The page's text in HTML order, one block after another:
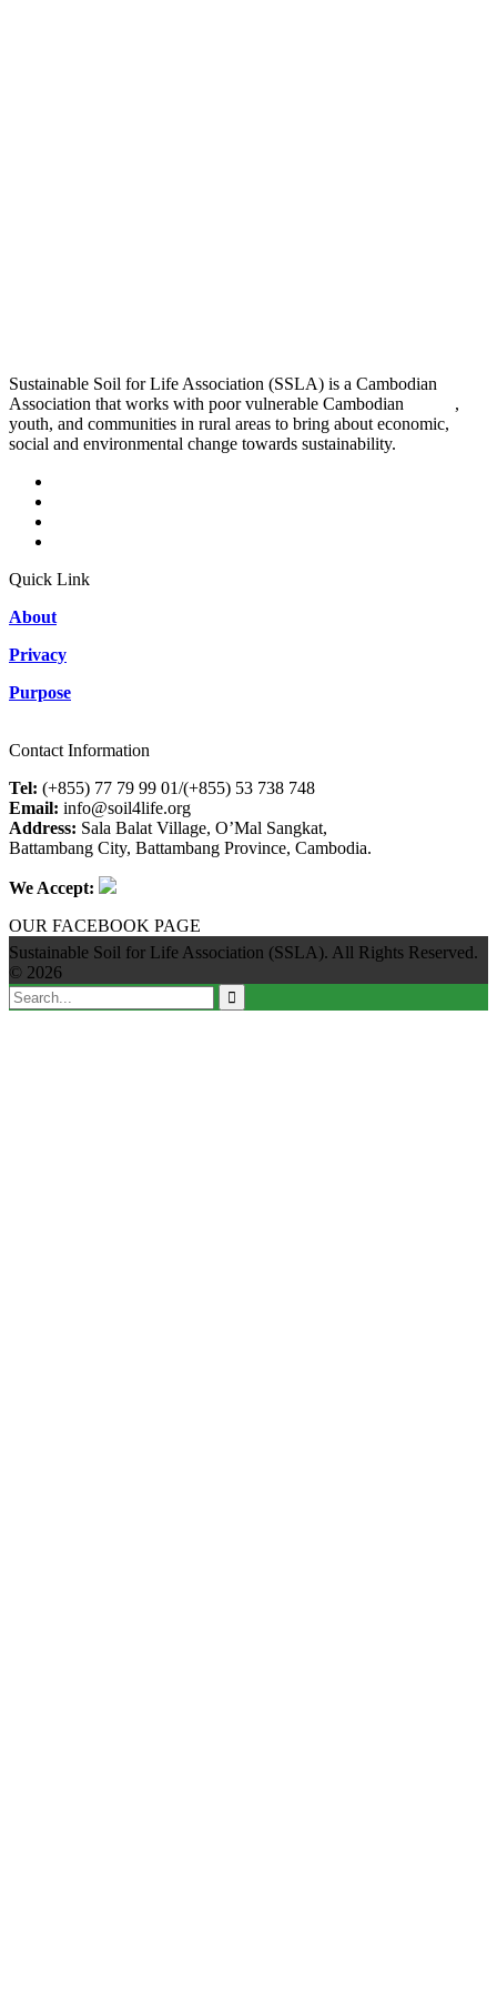
Sustainable Soil for Life Association (SSLA) is a Cambodian
Association that works with poor vulnerable Cambodian
,
youth, and communities in rural areas to bring about economic,
social and environmental change towards sustainability.
Quick Link
About
Privacy
Purpose
Contact Information
Tel: (+855) 77 79 99 01/(+855) 53 738 748
Email: info@soil4life.org
Address: Sala Balat Village, O’Mal Sangkat,
Battambang City, Battambang Province, Cambodia.
We Accept:
OUR FACEBOOK PAGE
Sustainable Soil for Life Association (SSLA). All Rights Reserved.
© 2026